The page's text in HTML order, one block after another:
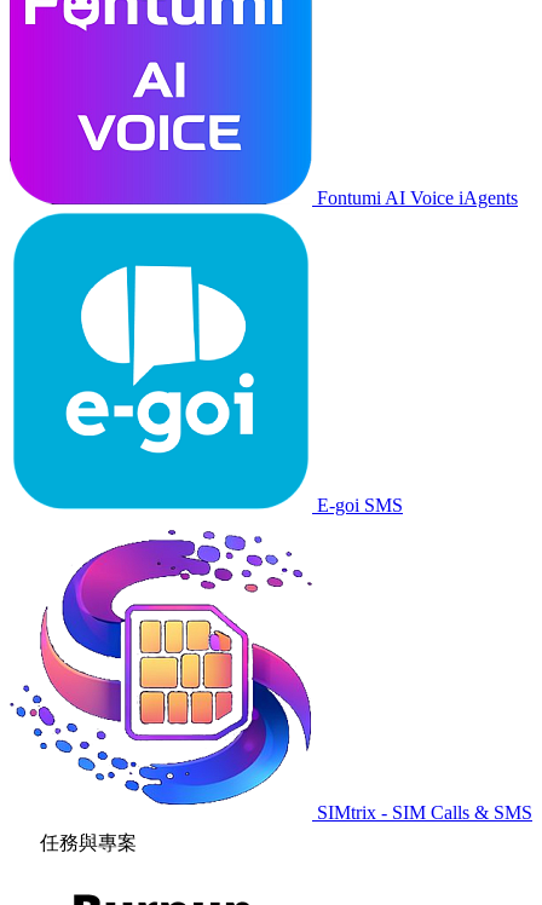
Fontumi AI Voice iAgents
E-goi SMS
SIMtrix - SIM Calls & SMS
任務與專案